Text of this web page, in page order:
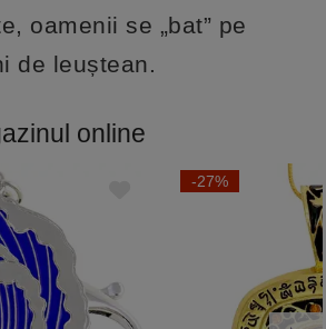
oamenii se „bat” pe
de leuștean.
online
-27%